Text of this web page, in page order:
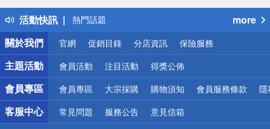
活動快訊
得獎公告
熱門話題
銀行優惠
偏遠地區配送
詐騙網頁！請小心！
more
關於我們
官網 促銷目錄 分店資訊 保險服務
主題活動 會員活動 注目活動 得獎公佈
會員專區 會員專區 大宗採購 購物須知 會員服務條款 隱
客服中心 常見問題 服務公告 意見信箱